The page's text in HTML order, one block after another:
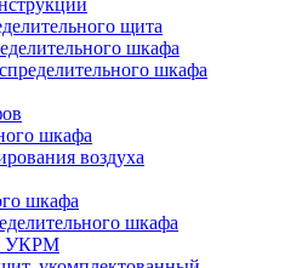
щита
шкафа
шкафа
шкафа
воздуха
шкафа
шкафа
УКРМ